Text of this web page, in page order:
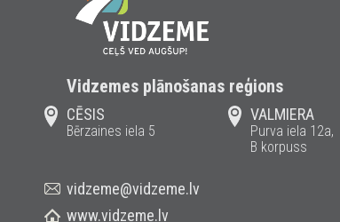
Vidzemes plānošanas reģions
CĒSIS
Bērzaines iela 5
VALMIERA
Purva iela 12a,
B korpuss
vidzeme@vidzeme.lv
www.vidzeme.lv